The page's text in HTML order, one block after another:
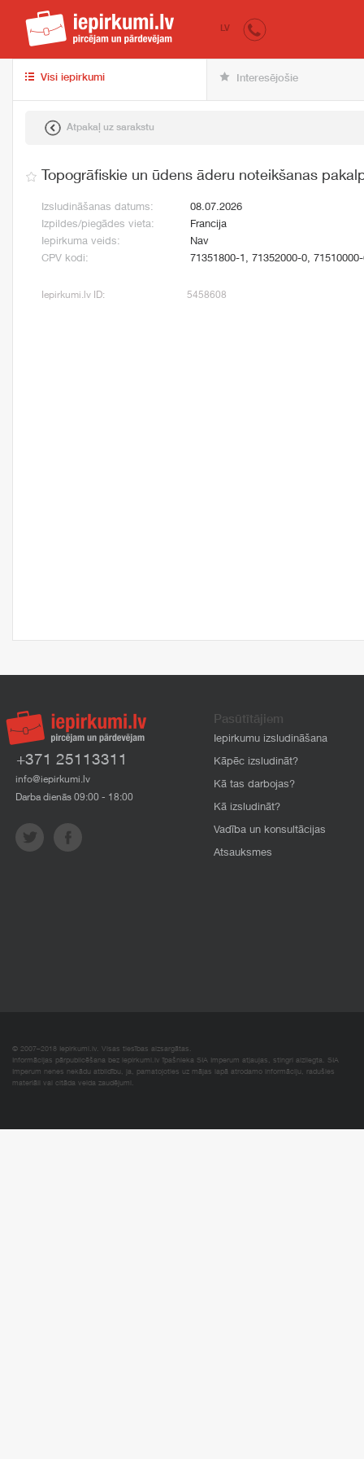
iepirkumi.lv
LV
Visi iepirkumi Interesējošie
Atpakaļ uz sarakstu
Topogrāfiskie un ūdens āderu noteikšanas
Izsludināšanas datums:
08.07.2026
Izpildes/piegādes vieta:
Francija
Iepirkuma veids:
Nav
CPV kodi:
71351800-1, 71352000-0,
Iepirkumi.lv ID: 5458608
+371 25113311
info@iepirkumi.lv
Darba dienās 09:00 - 18:00
Pasūtītājiem
Iepirkumu izsludināšana
Kāpēc izsludināt?
Kā tas darbojas?
Kā izsludināt?
Vadība un konsultācijas
Atsauksmes
© 2007–2018 Iepirkumi.lv. Visas tiesības aizsargātas.
Informācijas pārpublicēšana bez iepirkumi.lv īpašnieka SIA Imperum atļaujas, stingri aizliegta. SIA
Imperum nenes nekādu atbildību, ja, pamatojoties uz mājas lapā atrodamo informāciju, radušies
materiāli vai citāda veida zaudējumi.